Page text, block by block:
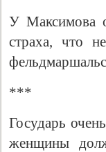
У Максимова
страха, что
***
Государь
женщины